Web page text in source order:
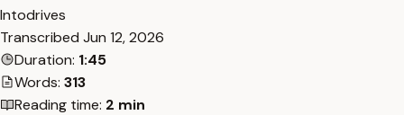
Intodrives
Transcribed Jun 12, 2026
Duration: 1:45
Words: 313
Reading time: 2 min